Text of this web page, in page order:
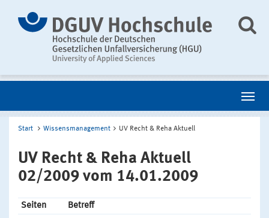
Start Wissensmanagement UV Recht & Reha Aktuell
UV Recht & Reha Aktuell
02/2009 vom 14.01.2009
Seiten
Betreff